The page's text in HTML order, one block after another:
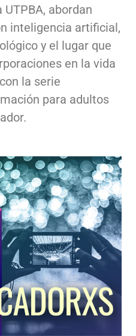
abordan
inteligencia artificial,
y el lugar que
en la vida
la serie
para adultos